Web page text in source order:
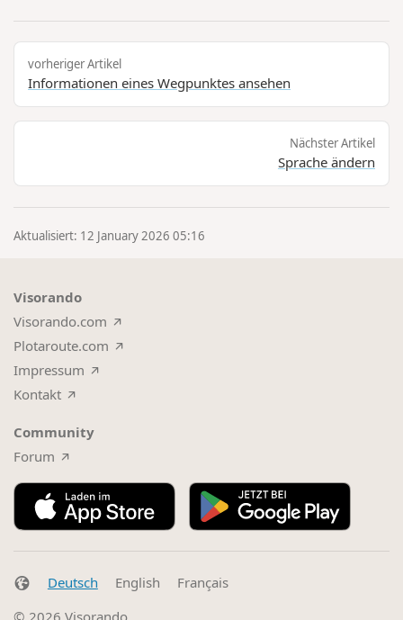
vorheriger Artikel
Informationen eines Wegpunktes ansehen
Nächster Artikel
Sprache ändern
Aktualisiert: 12 January 2026 05:16
Visorando
Visorando.com
Plotaroute.com
Impressum
Kontakt
Community
Forum
Deutsch English
Français
© 2026Visorando